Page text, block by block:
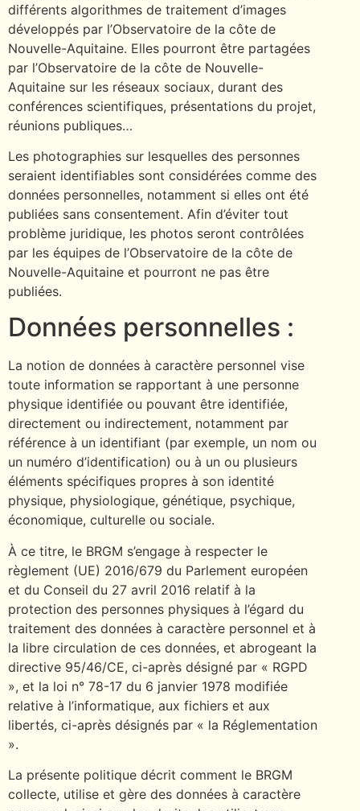
différents algorithmes de traitement d’images
développés par l’Observatoire de la côte de
Nouvelle-Aquitaine. Elles pourront être partagées
par l’Observatoire de la côte de Nouvelle-
Aquitaine sur les réseaux sociaux, durant des
conférences scientifiques, présentations du projet,
réunions publiques…
Les photographies sur lesquelles des personnes
seraient identifiables sont considérées comme des
données personnelles, notamment si elles ont été
publiées sans consentement. Afin d’éviter tout
problème juridique, les photos seront contrôlées
par les équipes de l’Observatoire de la côte de
Nouvelle-Aquitaine et pourront ne pas être
publiées.
Données personnelles :
La notion de données à caractère personnel vise
toute information se rapportant à une personne
physique identifiée ou pouvant être identifiée,
directement ou indirectement, notamment par
référence à un identifiant (par exemple, un nom ou
un numéro d’identification) ou à un ou plusieurs
éléments spécifiques propres à son identité
physique, physiologique, génétique, psychique,
économique, culturelle ou sociale.
À ce titre, le BRGM s’engage à respecter le
règlement (UE) 2016/679 du Parlement européen
et du Conseil du 27 avril 2016 relatif à la
protection des personnes physiques à l’égard du
traitement des données à caractère personnel et à
la libre circulation de ces données, et abrogeant la
directive 95/46/CE, ci-après désigné par « RGPD
», et la loi n° 78-17 du 6 janvier 1978 modifiée
relative à l’informatique, aux fichiers et aux
libertés, ci-après désignés par « la Réglementation
».
La présente politique décrit comment le BRGM
collecte, utilise et gère des données à caractère